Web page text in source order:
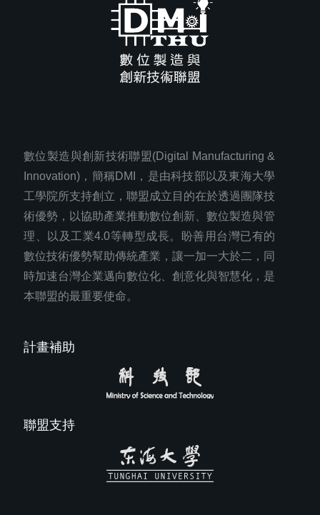
數位製造與創新技術聯盟(Digital Manufacturing &
Innovation)，簡稱DMI，是由科技部以及東海大學
工學院所支持創立，聯盟成立目的在於透過團隊技
術優勢，以協助產業推動數位創新、數位製造與管
理、以及工業4.0等轉型成長。盼善用台灣已有的
數位技術優勢幫助傳統產業，讓一加一大於二，同
時加速台灣企業邁向數位化、創意化與智慧化，是
本聯盟的最重要使命。
計畫補助
聯盟支持